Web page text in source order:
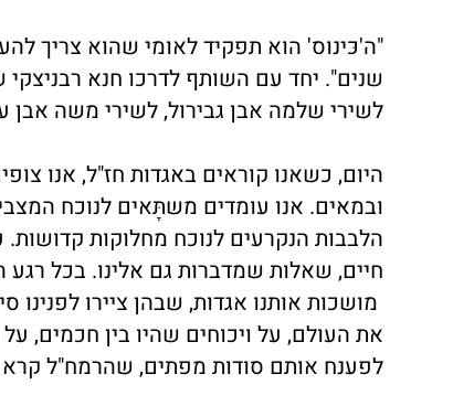
"ה'כּינוס' הוא תפקיד לאומי שהוא צריך
שנים". יחד עם השותף לדרכו חנא
לשירי שלמה אבן גבירול, לשירי משה אבן
היום, כשאנו קוראים באגדות חז"ל, אנו
ובמאים. אנו עומדים משתָּאים לנוכח
הלבבות הנקרעים לנוכח מחלוקות
חיים, שאלות שמדברות גם אלינו. בכל רגע
מושכות אותנו אגדות, שבהן ציירו
את העולם, על ויכוחים שהיו בין
לפענח אותם סודות מפתים, שהרמח"ל